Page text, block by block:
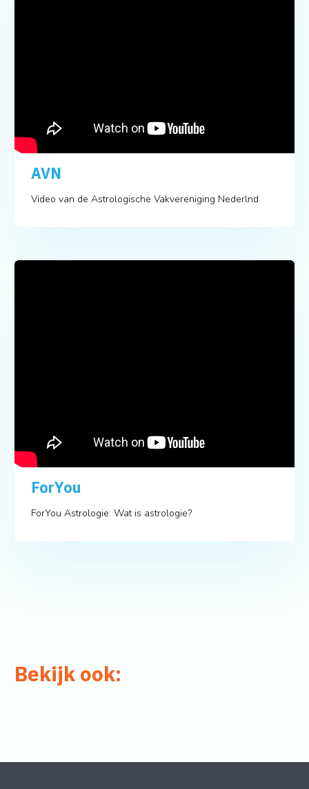
AVN
Video van de Astrologische Vakvereniging Nederlnd
ForYou
ForYou Astrologie: Wat is astrologie?
Bekijk ook: